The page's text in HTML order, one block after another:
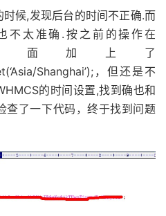
候,发现后台的时间不正确.而
不太准确.按之前的操作在
后面加上了
Shanghai’);，但还是不
的时间设置,找到确也和
查了一下代码，终于找到问题